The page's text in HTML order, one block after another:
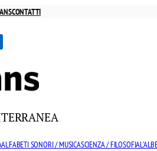
CONTATTI
ALFABETI SONORI / MUSICASCIENZA / FILOSOFIA